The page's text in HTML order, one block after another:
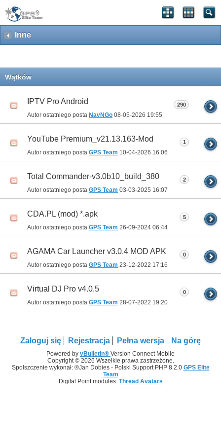
Inne
Wątków
IPTV Pro Android
Autor ostatniego posta NavNGo 08-05-2026 19:55
290
YouTube Premium_v21.13.163-Mod
Autor ostatniego posta GPS Team 10-04-2026 16:06
1
Total Commander-v3.0b10_build_380
Autor ostatniego posta GPS Team 03-03-2025 16:07
2
CDA.PL (mod) *.apk
Autor ostatniego posta GPS Team 26-09-2024 06:44
5
AGAMA Car Launcher v3.0.4 MOD APK
Autor ostatniego posta GPS Team 23-12-2022 17:16
0
Virtual DJ Pro v4.0.5
Autor ostatniego posta GPS Team 28-07-2022 19:20
0
Zaloguj się Rejestracja Pełna wersja Na górę
Powered by vBulletin® Version Connect Mobile
Copyright © 2026 Wszelkie prawa zastrzeżone.
Spolszczenie wykonał: ®Jan Dobies - Polski Support PHP 8.2.0 GPS Elite
Team
Digital Point modules: Thread Avatars